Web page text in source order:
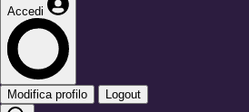
Accedi
Modifica profilo Logout